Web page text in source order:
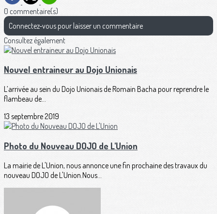
0 commentaire(s)
Connectez-vous pour laisser un commentaire
Consultez également
Nouvel entraineur au Dojo Unionais
L’arrivée au sein du Dojo Unionais de Romain Bacha pour reprendre le
flambeau de...
13 septembre 2019
Photo du Nouveau DOJO de L'Union
La mairie de L'Union, nous annonce une fin prochaine des travaux du
nouveau DOJO de L'Union.Nous...